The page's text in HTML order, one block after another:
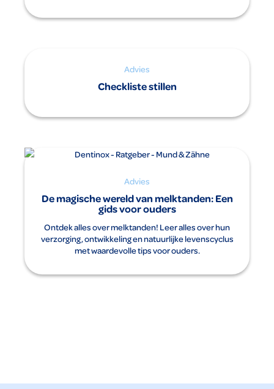
Advies
Checkliste stillen
Advies
De magische wereld van melktanden: Een
gids voor ouders
Ontdek alles over melktanden! Leer alles over hun
verzorging, ontwikkeling en natuurlijke levenscyclus
met waardevolle tips voor ouders.